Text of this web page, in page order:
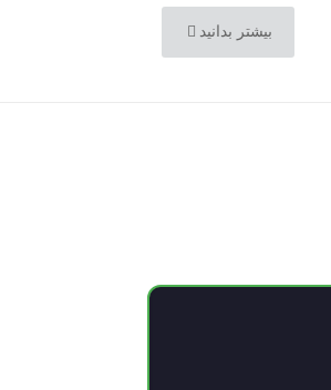
بیشتر بدانید